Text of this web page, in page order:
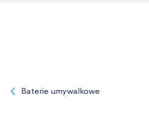
Baterie umywalkowe